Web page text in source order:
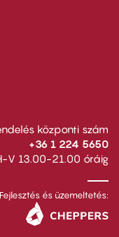
központi szám
+36 1 224 5650
V 13.00-21.00 óráig
Fejlesztés és üzemeltetés: